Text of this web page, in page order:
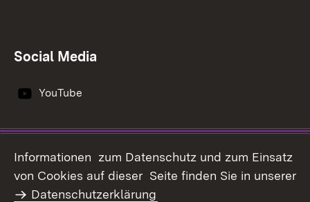
Social Media
YouTube
Impressum
Datenschutz
Erklärung zur
Barrierefreiheit
Benutzungshinweise
Informationen zum Datenschutz und zum Einsatz
von Cookies auf dieser Seite finden Sie in unserer
Datenschutzerklärung